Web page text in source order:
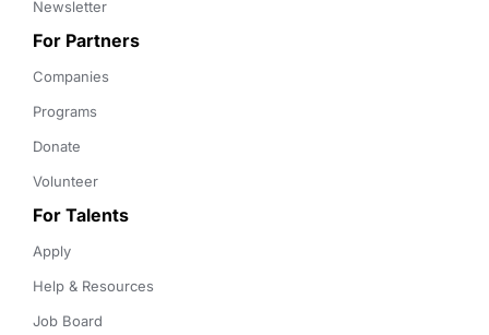
Newsletter
For Partners
Companies
Programs
Donate
Volunteer
For Talents
Apply
Help & Resources
Job Board